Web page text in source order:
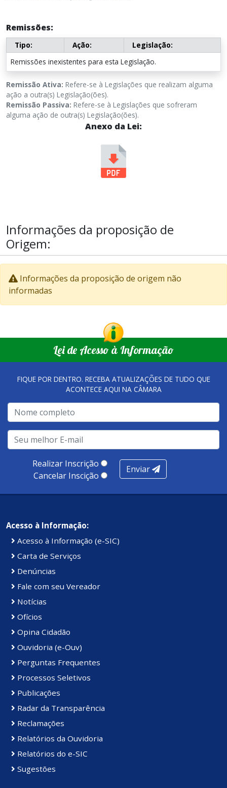
Remissões:
Tipo: Ação:
Legislação:
Remissões inexistentes para esta Legislação.
Remissão Ativa: Refere-se à Legislações que realizam alguma
ação a outra(s) Legislação(ões).
Remissão Passiva: Refere-se à Legislações que sofreram
alguma ação de outra(s) Legislação(ões).
Anexo da Lei:
Informações da proposição de
Origem:
Informações da proposição de origem não
informadas
Lei de Acesso à Informação
FIQUE POR DENTRO. RECEBA ATUALIZAÇÕES DE TUDO QUE
ACONTECE AQUI NA CÂMARA
Realizar Inscrição
Cancelar Inscição
Enviar
Acesso à Informação:
Acesso à Informação (e-SIC)
Carta de Serviços
Denúncias
Fale com seu Vereador
Notícias
Ofícios
Opina Cidadão
Ouvidoria (e-Ouv)
Perguntas Frequentes
Processos Seletivos
Publicações
Radar da Transparência
Reclamações
Relatórios da Ouvidoria
Relatórios do e-SIC
Sugestões